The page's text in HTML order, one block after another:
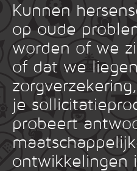
Kunnen
op oude
worden of we
of dat we
je
probeert
ontwikkelingen